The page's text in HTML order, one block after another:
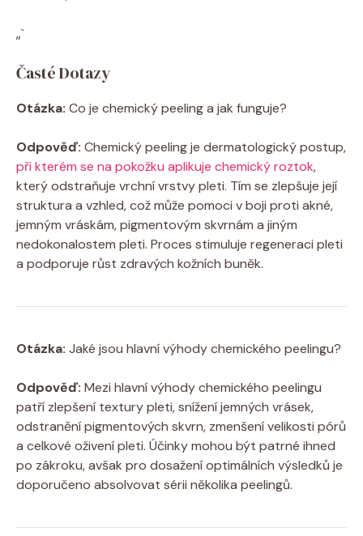
„`
Časté Dotazy
Otázka: Co je chemický peeling a jak funguje?
Odpověď: Chemický peeling je dermatologický postup,
při kterém se na pokožku aplikuje chemický roztok,
který odstraňuje vrchní vrstvy pleti. Tím se zlepšuje její
struktura a vzhled, což může pomoci v boji proti akné,
jemným vráskám, pigmentovým skvrnám a jiným
nedokonalostem pleti. Proces stimuluje regeneraci pleti
a podporuje růst zdravých kožních buněk.
Otázka: Jaké jsou hlavní výhody chemického peelingu?
Odpověď: Mezi hlavní výhody chemického peelingu
patří zlepšení textury pleti, snížení jemných vrásek,
odstranění pigmentových skvrn, zmenšení velikosti pórů
a celkové oživení pleti. Účinky mohou být patrné ihned
po zákroku, avšak pro dosažení optimálních výsledků je
doporučeno absolvovat sérii několika peelingů.